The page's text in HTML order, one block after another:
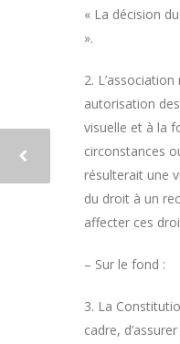
« La décision
».
2.
autorisation
visuelle et à la
circonstances
résulterait une
du droit à un
affecter ces
– Sur le fond :
3. La
cadre,